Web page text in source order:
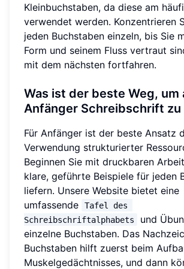
Kleinbuchstaben, da diese am
verwendet werden. Konzentrieren
jeden Buchstaben einzeln, bis Sie
Form und seinem Fluss vertraut
mit dem nächsten fortfahren.
Was ist der beste Weg, um
Anfänger Schreibschrift zu
Für Anfänger ist der beste Ansatz
Verwendung strukturierter
Beginnen Sie mit druckbaren
klare, geführte Beispiele für jeden
liefern. Unsere Website bietet eine
umfassende
Tafel des
Schreibschriftalphabets
und
einzelne Buchstaben. Das
Buchstaben hilft zuerst beim
Muskelgedächtnisses, und dann